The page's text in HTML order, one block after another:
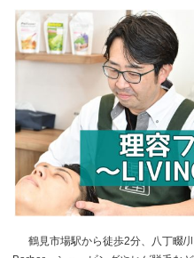
鶴見市場駅から徒歩2分、八丁畷/